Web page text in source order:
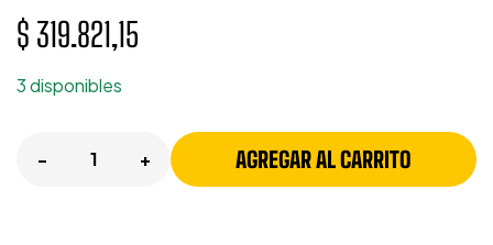
$ 319.821,15
3 disponibles
- + AGREGAR AL CARRITO